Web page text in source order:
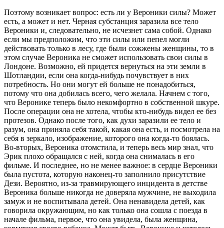
Поэтому возникает вопрос: есть ли у Вероники силы? Может
есть, а может и нет. Черная субстанция заразила все тело
Вероники и, следовательно, не исчезнет сама собой. Однако
если мы предположим, что эти силы или пепел могли
действовать только в лесу, где были сожжены женщины, то в
этом случае Вероника не сможет использовать свои силы в
Лондоне. Возможно, ей придется вернуться на эти земли в
Шотландии, если она когда-нибудь почувствует в них
потребность. Но они могут ей больше не понадобиться,
потому что она добилась всего, чего желала. Начнем с того,
что Веронике теперь было некомфортно в собственной шкуре.
После операции она не хотела, чтобы кто-нибудь видел ее без
протезов. Однако после того, как духи заразили ее тело и
разум, она приняла себя такой, какая она есть, и посмотрела на
себя в зеркало, изображение, которого она когда-то боялась.
Во-вторых, Вероника отомстила, и теперь весь мир знал, что
Эрик плохо обращался с ней, когда она снималась в его
фильме. И последнее, но не менее важное: в сердце Вероники
была пустота, которую наконец-то заполнило присутствие
Дези. Вероятно, из-за травмирующего инцидента в детстве
Вероника больше никогда не доверяла мужчине, не выходила
замуж и не воспитывала детей. Она ненавидела детей, как
говорила окружающим, но как только она сошла с поезда в
начале фильма, первое, что она увидела, была женщина,